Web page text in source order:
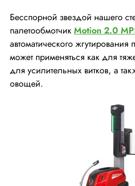
Бесспорной звездой нашего
палетообмотчикMotion 2.0
автоматического
может применяться как для
для усилительных витков, а
овощей.